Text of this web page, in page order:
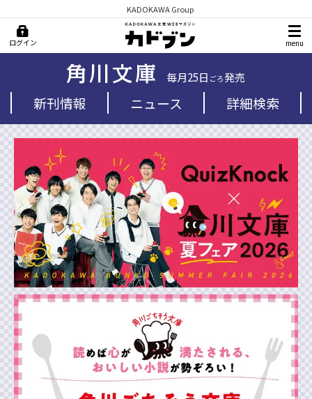
KADOKAWA Group
ログイン menu
毎月25日 ごろ発売
新刊情報 ニュース 詳細検索